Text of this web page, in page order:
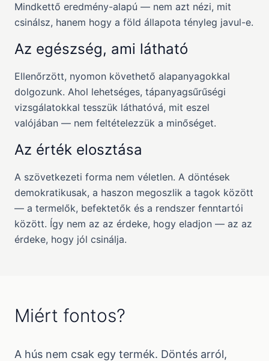
Mindkettő eredmény-alapú — nem azt nézi, mit
csinálsz, hanem hogy a föld állapota tényleg javul-e.
Az egészség, ami látható
Ellenőrzött, nyomon követhető alapanyagokkal
dolgozunk. Ahol lehetséges, tápanyagsűrűségi
vizsgálatokkal tesszük láthatóvá, mit eszel
valójában — nem feltételezzük a minőséget.
Az érték elosztása
A szövetkezeti forma nem véletlen. A döntések
demokratikusak, a haszon megoszlik a tagok között
— a termelők, befektetők és a rendszer fenntartói
között. Így nem az az érdeke, hogy eladjon — az az
érdeke, hogy jól csinálja.
Miért fontos?
A hús nem csak egy termék. Döntés arról,